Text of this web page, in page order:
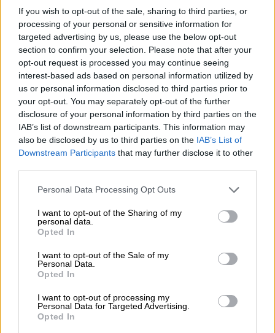
If you wish to opt-out of the sale, sharing to third parties, or
processing of your personal or sensitive information for
targeted advertising by us, please use the below opt-out
section to confirm your selection. Please note that after your
opt-out request is processed you may continue seeing
interest-based ads based on personal information utilized by
us or personal information disclosed to third parties prior to
your opt-out. You may separately opt-out of the further
disclosure of your personal information by third parties on the
IAB’s list of downstream participants. This information may
also be disclosed by us to third parties on the IAB’s List of
Downstream Participants that may further disclose it to other
Personal Data Processing Opt Outs
I want to opt-out of the Sharing of my
personal data.
Opted In
I want to opt-out of the Sale of my
Personal Data.
Opted In
I want to opt-out of processing my
Personal Data for Targeted Advertising.
Opted In
Belgische Ales
three rules of authentic trappist -
La Trappe Trappist, Tynt Meadow, Zundert Trappist
MEHRWEG